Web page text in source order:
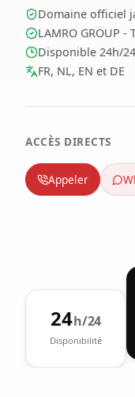
Domaine officiel
LAMRO GROUP -
Disponible 24h/
FR, NL, EN et DE
ACCÈS DIRECTS
Appeler
24h/24
Disponibilité